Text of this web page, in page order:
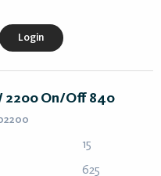
Login
2200 On/Off 840
15
625